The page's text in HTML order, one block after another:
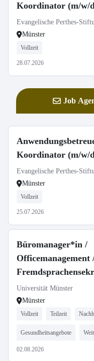
Koordinator (m/w/
Evangelische Perthes-
Münster
Vollzeit
28.07.2026
Job
Koordinator (m/w/
Evangelische Perthes-
Münster
Vollzeit
25.07.2026
Büromanager*in /
Officemanagement
Universität Münster
Münster
Vollzeit Teilzeit
Gesundheitsangebote
02.08.2026